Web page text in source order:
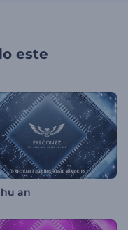
este
an